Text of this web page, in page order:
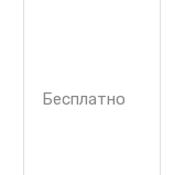
Бесплатно